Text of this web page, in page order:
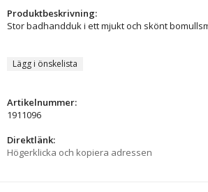
Produktbeskrivning:
Stor badhandduk i ett mjukt och skönt
Lägg i önskelista
Artikelnummer:
1911096
Direktlänk:
Högerklicka och kopiera adressen